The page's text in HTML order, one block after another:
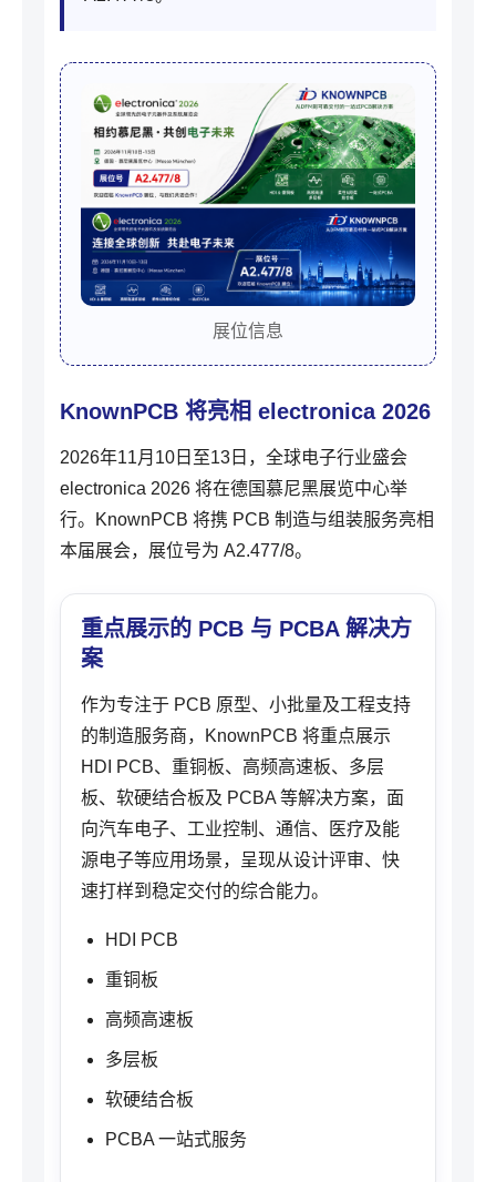
展位信息
KnownPCB 将亮相 electronica 2026
2026年11月10日至13日，全球电子行业盛会
electronica 2026 将在德国慕尼黑展览中心举
行。KnownPCB 将携 PCB 制造与组装服务亮相
本届展会，展位号为 A2.477/8。
重点展示的 PCB 与 PCBA 解决方
案
作为专注于 PCB 原型、小批量及工程支持
的制造服务商，KnownPCB 将重点展示
HDI PCB、重铜板、高频高速板、多层
板、软硬结合板及 PCBA 等解决方案，面
向汽车电子、工业控制、通信、医疗及能
源电子等应用场景，呈现从设计评审、快
速打样到稳定交付的综合能力。
HDI PCB
重铜板
高频高速板
多层板
软硬结合板
PCBA 一站式服务